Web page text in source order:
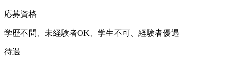
応募資格
学歴不問、未経験者OK、学生不可、経験者優遇
待遇